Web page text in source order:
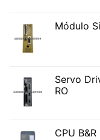
Módulo
Servo
RO
CPU B&R